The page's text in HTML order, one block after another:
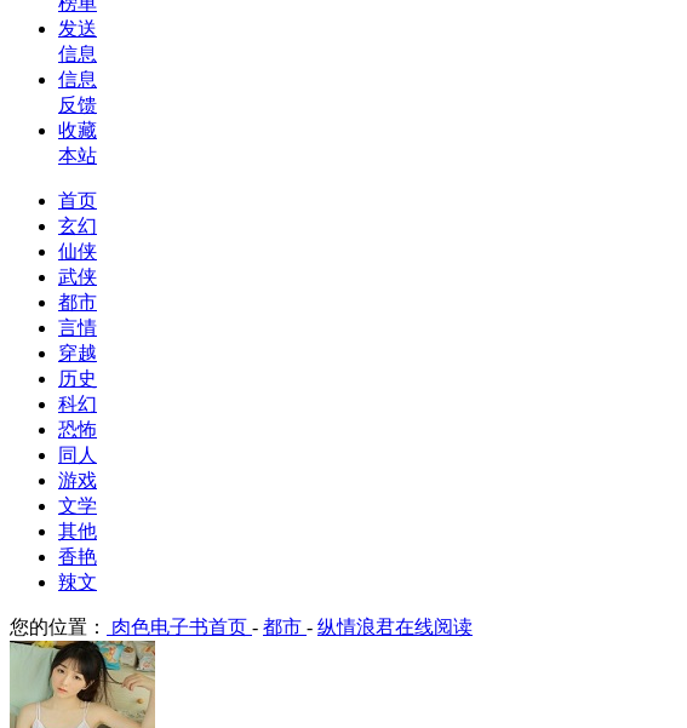
发送
信息
信息
反馈
收藏
本站
首页
玄幻
仙侠
武侠
都市
言情
穿越
历史
科幻
恐怖
同人
游戏
文学
其他
香艳
辣文
您的位置： 肉色电子书首页 - 都市 - 纵情浪君在线阅读